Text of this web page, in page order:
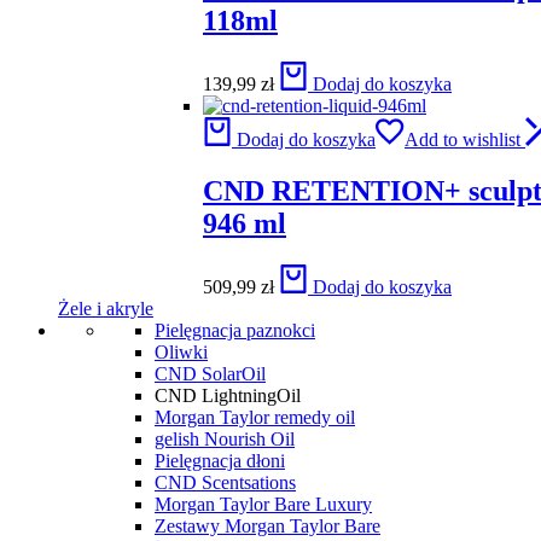
118ml
139,99 zł Dodaj do koszyka
Dodaj do koszyka Add to wishlist
CND RETENTION+
946 ml
509,99 zł
Dodaj do koszyka
Żele i akryle
Pielęgnacja paznokci
Oliwki
CND SolarOil
CND LightningOil
Morgan Taylor remedy oil
gelish Nourish Oil
Pielęgnacja dłoni
CND Scentsations
Morgan Taylor Bare Luxury
Zestawy Morgan Taylor Bare